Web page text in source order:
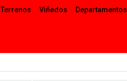
Terrenos Viñedos Departamentos